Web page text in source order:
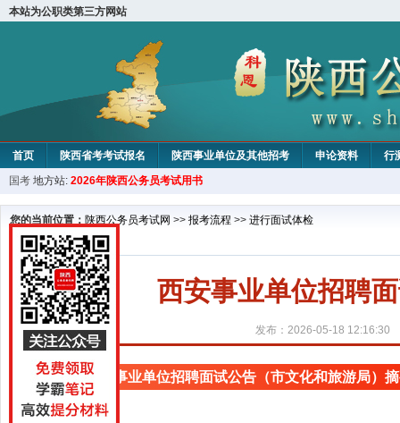
本站为公职类第三方网站
首页 陕西省考考试报名 陕西事业单位及其他招考 申论资料
行
国考 地方站: 2026年陕西公务员考试用书
您的当前位置： 陕西公务员考试网 >> 报考流程 >> 进行面试体检
西安事业单位招聘
发布：2026-05-18 12:16:30
西安事业单位招聘面试公告（市文化和旅游局）